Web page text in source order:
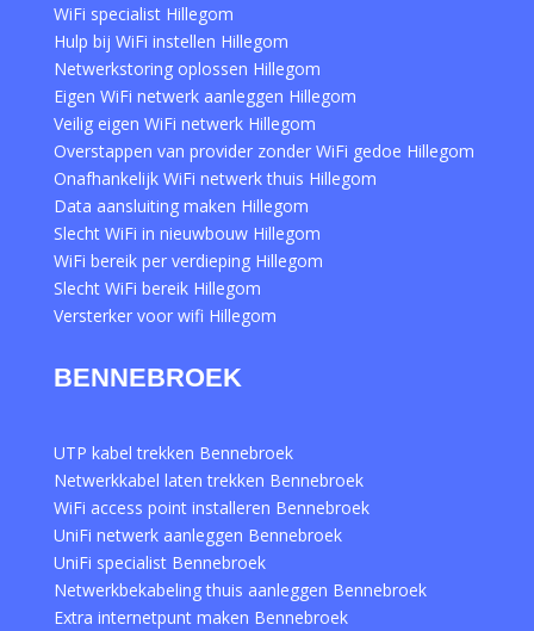
WiFi specialist Hillegom
Hulp bij WiFi instellen Hillegom
Netwerkstoring oplossen Hillegom
Eigen WiFi netwerk aanleggen Hillegom
Veilig eigen WiFi netwerk Hillegom
Overstappen van provider zonder WiFi gedoe Hillegom
Onafhankelijk WiFi netwerk thuis Hillegom
Data aansluiting maken Hillegom
Slecht WiFi in nieuwbouw Hillegom
WiFi bereik per verdieping Hillegom
Slecht WiFi bereik Hillegom
Versterker voor wifi Hillegom
BENNEBROEK
UTP kabel trekken Bennebroek
Netwerkkabel laten trekken Bennebroek
WiFi access point installeren Bennebroek
UniFi netwerk aanleggen Bennebroek
UniFi specialist Bennebroek
Netwerkbekabeling thuis aanleggen Bennebroek
Extra internetpunt maken Bennebroek